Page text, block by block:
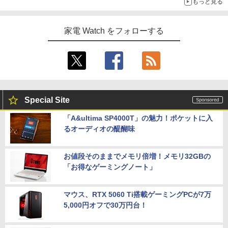
もっと見る
家電 Watch をフォローする
Special Site
「A&ultima SP4000T」の魅力！ポケットに入
るオーディオの醍醐味
お値段そのままでメモリ倍増！メモリ32GBの
「お得なゲーミングノート」
マウス、RTX 5060 Ti搭載ゲーミングPCが7万
5,000円オフで30万円台！